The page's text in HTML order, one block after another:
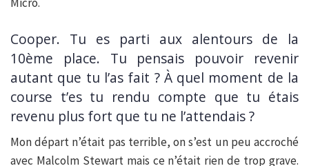
Cooper. Tu es parti aux alentours de la
10ème place. Tu pensais pouvoir revenir
autant que tu l’as fait ? À quel moment de la
course t’es tu rendu compte que tu étais
revenu plus fort que tu ne l’attendais ?
Mon départ n’était pas terrible, on s’est un peu accroché
avec Malcolm Stewart mais ce n’était rien de trop grave.